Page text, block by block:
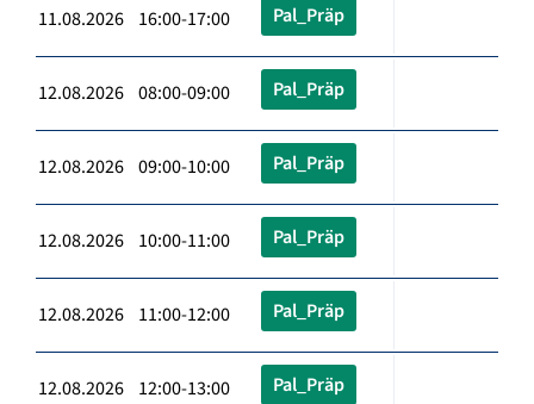
11.08.2026 16:00-17:00 Pal_Präp
12.08.2026 08:00-09:00 Pal_Präp
12.08.2026 09:00-10:00 Pal_Präp
12.08.2026 10:00-11:00 Pal_Präp
12.08.2026 11:00-12:00 Pal_Präp
12.08.2026 12:00-13:00 Pal_Präp